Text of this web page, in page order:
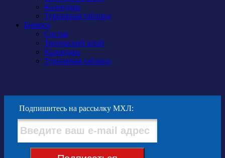
Календарь
Турнирная таблица
Бирюса
Состав
Тренерский штаб
Календарь
Турнирная таблица
Подпишитесь на рассылку МХЛ: